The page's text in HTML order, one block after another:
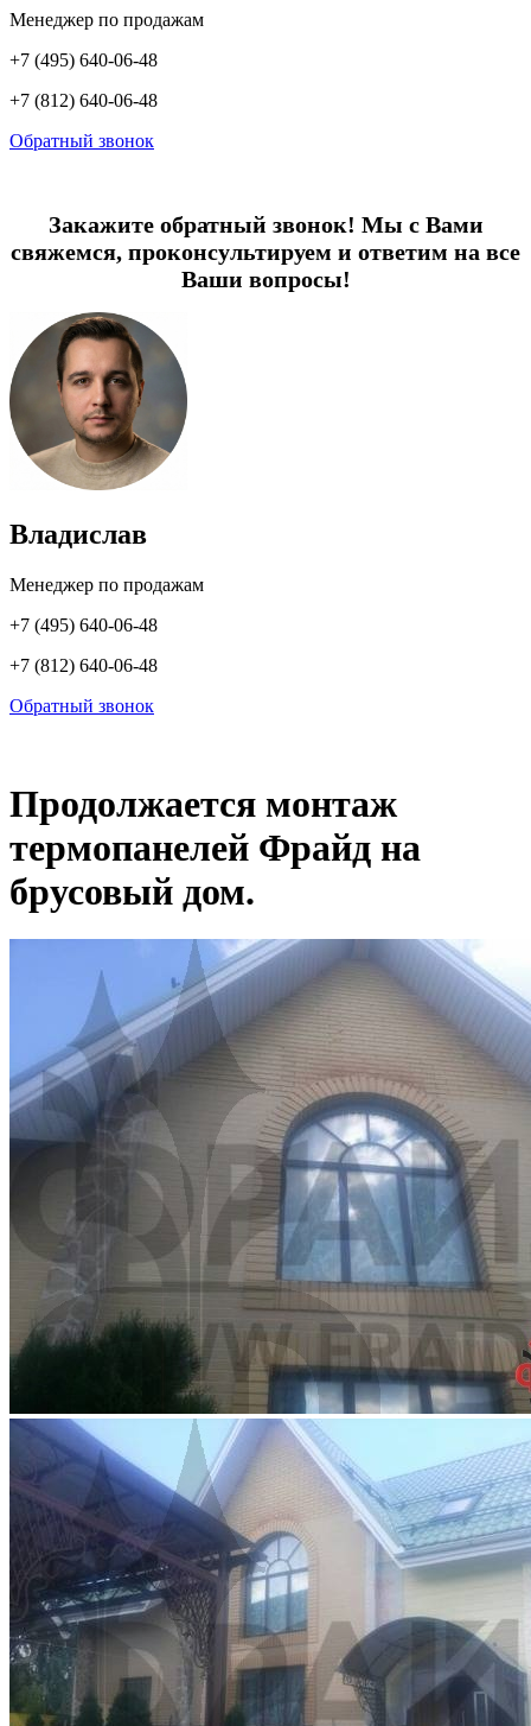
Менеджер по продажам
+7 (495) 640-06-48
+7 (812) 640-06-48
Обратный звонок
Закажите обратный звонок! Мы с Вами
свяжемся, проконсультируем и ответим на все
Ваши вопросы!
Владислав
Менеджер по продажам
+7 (495) 640-06-48
+7 (812) 640-06-48
Обратный звонок
Продолжается монтаж
термопанелей Фрайд на
брусовый дом.